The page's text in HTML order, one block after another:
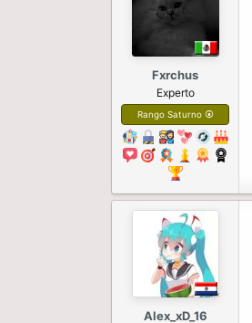
Fxrchus
Experto
Rango Saturno ⦿
Alex_xD_16